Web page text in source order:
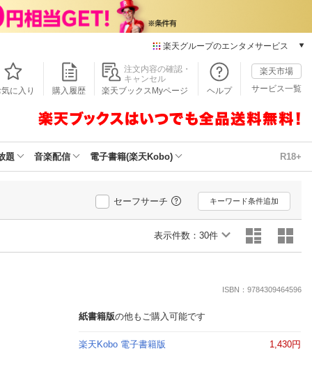
楽天グループのエンタメサービス
本/ゲーム/CD/DVD
楽天ブックス
楽天Kobo
動画配信
楽天TV
動画配信ガイド
楽天チケット
気に入り 購入履歴
注文内容の確認・
キャンセル
楽天ブックスMyページ
ヘルプ
楽天市場
サービス一覧
題 音楽配信 電子書籍(楽天Kobo) R18+
セーフサーチ キーワード条件追加
表示件数： 30件
ISBN：9784309464596
紙書籍版の他もご購入可能です
楽天Kobo 電子書籍版 1,430円